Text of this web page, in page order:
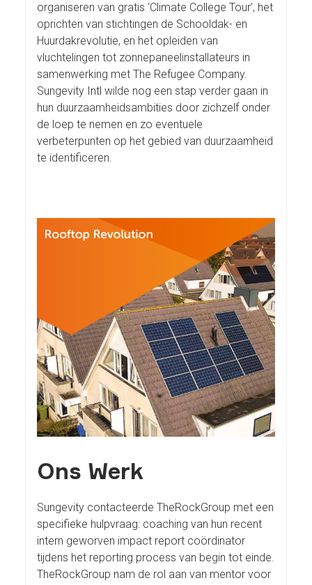
organiseren van gratis ‘Climate College Tour’, het
oprichten van stichtingen de Schooldak- en
Huurdakrevolutie, en het opleiden van
vluchtelingen tot zonnepaneelinstallateurs in
samenwerking met The Refugee Company.
Sungevity Intl wilde nog een stap verder gaan in
hun duurzaamheidsambities door zichzelf onder
de loep te nemen en zo eventuele
verbeterpunten op het gebied van duurzaamheid
te identificeren.
Ons Werk
Sungevity contacteerde TheRockGroup met een
specifieke hulpvraag: coaching van hun recent
intern geworven impact report coördinator
tijdens het reporting process van begin tot einde.
TheRockGroup nam de rol aan van mentor voor